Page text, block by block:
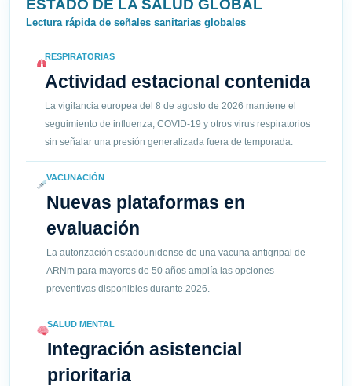
ESTADO DE LA SALUD GLOBAL
Lectura rápida de señales sanitarias globales
RESPIRATORIAS
Actividad estacional contenida
La vigilancia europea del 8 de agosto de 2026 mantiene el
seguimiento de influenza, COVID-19 y otros virus respiratorios
sin señalar una presión generalizada fuera de temporada.
VACUNACIÓN
Nuevas plataformas en
evaluación
La autorización estadounidense de una vacuna antigripal de
ARNm para mayores de 50 años amplía las opciones
preventivas disponibles durante 2026.
SALUD MENTAL
Integración asistencial
prioritaria